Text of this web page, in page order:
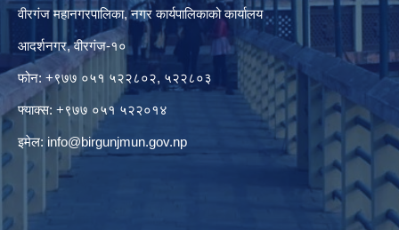
वीरगंज महानगरपालिका, नगर कार्यपालिकाको कार्यालय
आदर्शनगर, वीरगंज-१०
फोन: +९७७ ०५१ ५२२८०२, ५२२८०३
फ्याक्स: +९७७ ०५१ ५२२०१४
इमेल: info@birgunjmun.gov.np